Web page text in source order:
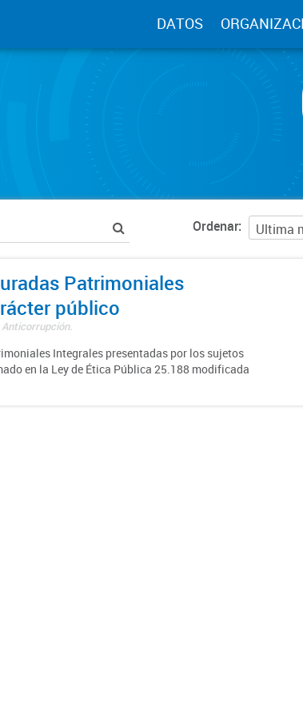
DATOS
Ordenar
Patrimoniales
público
Integrales presentadas por los sujetos
en la Ley de Ética Pública 25.188 modificada